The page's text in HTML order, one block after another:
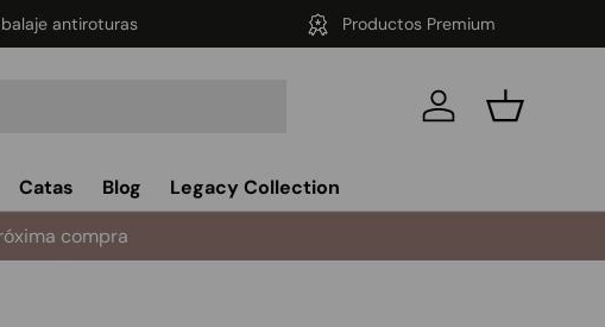
antiroturas Productos Premium
Iniciar sesión
Cesta
Catas Blog
Legacy Collection
compra